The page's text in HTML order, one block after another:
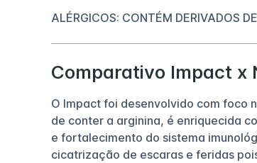
ALÉRGICOS: CONTÉM DERIVADOS
Comparativo Impact x
O Impact foi desenvolvido com foco
de conter a arginina, é enriquecida
e fortalecimento do sistema
cicatrização de escaras e feridas